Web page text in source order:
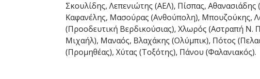
Σκουλίδης, Λεπενιώτης (ΑΕΛ), Πίσπας,
Καφανέλης, Μασούρας (Ανθούπολη), Μπουζούκης,
(Προοδευτική Βερδικούσιας), Χλωρός (Αστραπή Ν.
Μιχαήλ), Μαναός, Βλαχάκης (Ολύμπικ), Πότος
(Προμηθέας), Χύτας (Τοξότης), Πάνου (Φαλανιακός).